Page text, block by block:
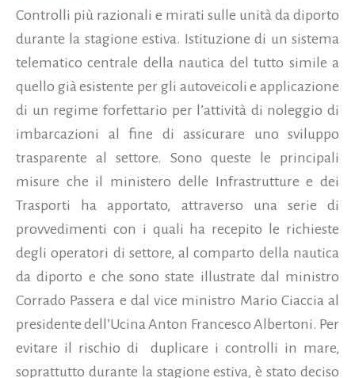
Controlli più razionali e mirati sulle unità da diporto
durante la stagione estiva. Istituzione di un sistema
telematico centrale della nautica del tutto simile a
quello già esistente per gli autoveicoli e applicazione
di un regime forfettario per l’attività di noleggio di
imbarcazioni al fine di assicurare uno sviluppo
trasparente al settore. Sono queste le principali
misure che il ministero delle Infrastrutture e dei
Trasporti ha apportato, attraverso una serie di
provvedimenti con i quali ha recepito le richieste
degli operatori di settore, al comparto della nautica
da diporto e che sono state illustrate dal ministro
Corrado Passera e dal vice ministro Mario Ciaccia al
presidente dell’Ucina Anton Francesco Albertoni. Per
evitare il rischio di duplicare i controlli in mare,
soprattutto durante la stagione estiva, è stato deciso